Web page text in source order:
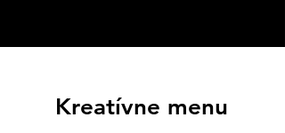
Kreatívne menu